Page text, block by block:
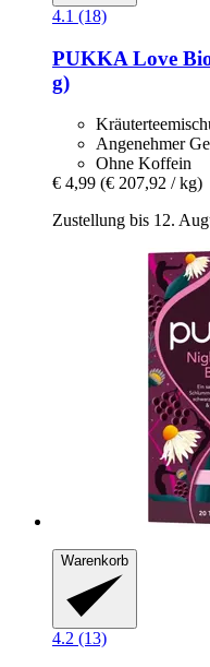
4.1 (18)
PUKKA Love
g)
Angenehmer
Ohne Koffein
€ 4,99 (€ 207,92 / kg)
Zustellung bis 12.
Warenkorb
4.2 (13)